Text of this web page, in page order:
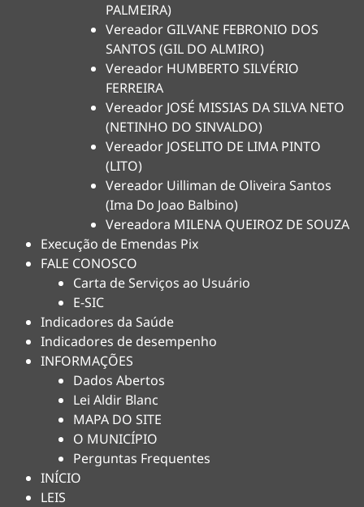
PALMEIRA)
Vereador GILVANE FEBRONIO DOS
SANTOS (GIL DO ALMIRO)
Vereador HUMBERTO SILVÉRIO
FERREIRA
Vereador JOSÉ MISSIAS DA SILVA NETO
(NETINHO DO SINVALDO)
Vereador JOSELITO DE LIMA PINTO
(LITO)
Vereador Uilliman de Oliveira Santos
(Ima Do Joao Balbino)
Vereadora MILENA QUEIROZ DE SOUZA
Execução de Emendas Pix
FALE CONOSCO
Carta de Serviços ao Usuário
E-SIC
Indicadores da Saúde
Indicadores de desempenho
INFORMAÇÕES
Dados Abertos
Lei Aldir Blanc
MAPA DO SITE
O MUNICÍPIO
Perguntas Frequentes
INÍCIO
LEIS